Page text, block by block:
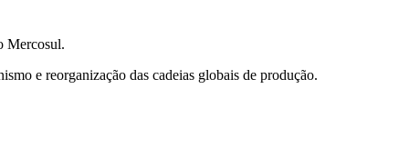
Mercosul.
e reorganização das cadeias globais de produção.